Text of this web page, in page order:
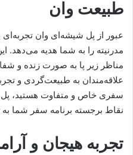
طبیعت وان
عبور از پل شیشه‌ای وان
مدرنیته را به شما هدیه می‌دهد.
مناظر زیر پا به صورت زنده و
علاقه‌مندان به طبیعت‌گردی و
سفری خاص و متفاوت هستید، پل
نقاط برجسته برنامه سفر شما به
تجربه هیجان و